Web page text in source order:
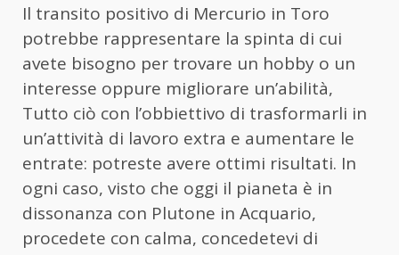
Il transito positivo di Mercurio in Toro
potrebbe rappresentare la spinta di cui
avete bisogno per trovare un hobby o un
interesse oppure migliorare un’abilità,
Tutto ciò con l’obbiettivo di trasformarli in
un’attività di lavoro extra e aumentare le
entrate: potreste avere ottimi risultati. In
ogni caso, visto che oggi il pianeta è in
dissonanza con Plutone in Acquario,
procedete con calma, concedetevi di